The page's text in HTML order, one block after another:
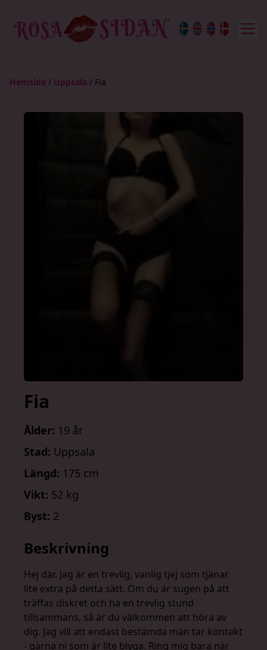
Hemsida / Uppsala / Fia
Fia
Ålder: 19 år
Stad: Uppsala
Längd: 175 cm
Vikt: 52 kg
Byst: 2
Beskrivning
Hej där. Jag är en trevlig, vanlig tjej som tjänar
lite extra på detta sätt. Om du är sugen på att
träffas diskret och ha en trevlig stund
tillsammans, så är du välkommen att höra av
dig. Jag vill att endast bestämda män tar kontakt
- gärna ni som är lite blyga. Ring mig bara när